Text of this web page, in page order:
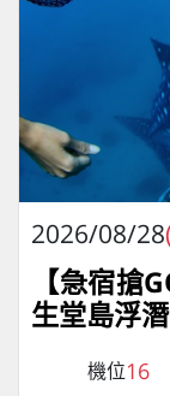
2026/08/28
【急宿搶
生堂島浮
機位16